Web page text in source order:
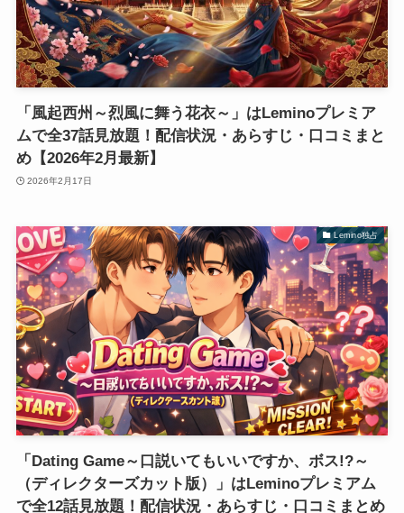
「風起西州～烈風に舞う花衣～」はLeminoプレミア
ムで全37話見放題！配信状況・あらすじ・口コミまと
め【2026年2月最新】
2026年2月17日
Lemino独占
「Dating Game～口説いてもいいですか、ボス!?～
（ディレクターズカット版）」はLeminoプレミアム
で全12話見放題！配信状況・あらすじ・口コミまとめ